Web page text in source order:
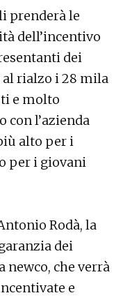
prenderà le
dell’incentivo
dei
rialzo i 28 mila
e molto
con l’azienda
alto per i
per i giovani
Rodà, la
dei
newco, che verrà
e